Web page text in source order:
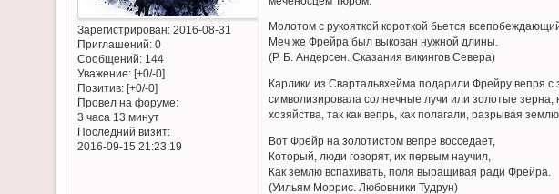
Зарегистрирован: 2016-08-31
Приглашений:0
Сообщений:144
Уважение: [+0/-0]
Позитив: [+0/-0]
Провел на форуме:
3 часа 13 минут
Последний визит:
2016-09-15 21:23:19
Молотом с рукояткой короткой бьется
Меч же Фрейра был выкован нужной длины.
(Р. Б. Андерсен. Сказания викингов Севера)
Карлики из Свартальвхейма подарили Фрейру вепря
символизировала солнечные лучи или золотые зерна,
хозяйства, так как вепрь, как полагали, разрывая
Вот Фрейр на золотистом вепре восседает,
Который, люди говорят, их первым научил,
Как землю вспахивать, поля выращивая ради Фрейра.
(Уильям Моррис. Любовники Тудрун)